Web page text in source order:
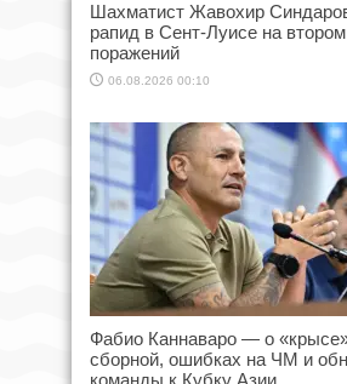
Шахматист Жавохир
рапид в Сент-Луисе на
поражений
06.08.2026 00:10
Фабио Каннаваро — о
сборной, ошибках на ЧМ и
команды к Кубку Азии